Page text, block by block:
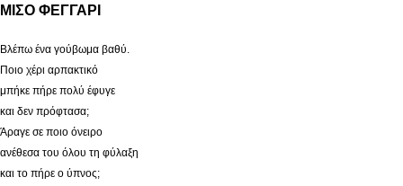
ΜΙΣΟ ΦΕΓΓΑΡΙ
Βλέπω ένα γούβωμα βαθύ.
Ποιο χέρι αρπακτικό
μπήκε πήρε πολύ έφυγε
και δεν πρόφτασα;
Άραγε σε ποιο όνειρο
ανέθεσα του όλου τη φύλαξη
και το πήρε ο ύπνος;